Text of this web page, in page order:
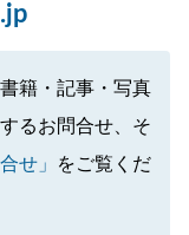
籍・記事・写真
るお問合せ、そ
せ」
をご覧くだ